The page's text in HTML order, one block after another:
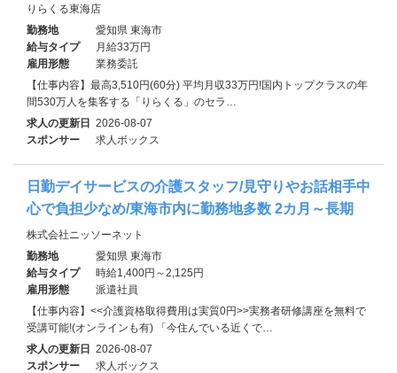
りらくる東海店
勤務地
愛知県 東海市
給与タイプ
月給33万円
雇用形態
業務委託
【仕事内容】最高3,510円(60分) 平均月収33万円!国内トップクラスの年
間530万人を集客する「りらくる」のセラ…
求人の更新日 2026-08-07
スポンサー
求人ボックス
日勤デイサービスの介護スタッフ/見守りやお話相手中
心で負担少なめ/東海市内に勤務地多数 2カ月～長期
株式会社ニッソーネット
勤務地
愛知県 東海市
給与タイプ
時給1,400円～2,125円
雇用形態
派遣社員
【仕事内容】<<介護資格取得費用は実質0円>>実務者研修講座を無料で
受講可能!(オンラインも有) 「今住んでいる近くで…
求人の更新日 2026-08-07
スポンサー
求人ボックス